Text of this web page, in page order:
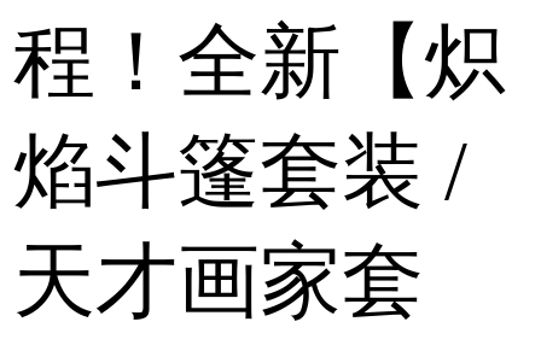
程！全新【炽
焰斗篷套装 /
天才画家套